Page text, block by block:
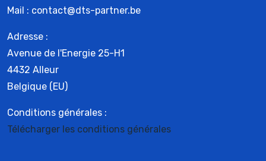
Mail : contact@dts-partner.be
Adresse :
Avenue de l'Energie 25-H1
4432 Alleur
Belgique (EU)
Conditions générales :
Télécharger les conditions générales